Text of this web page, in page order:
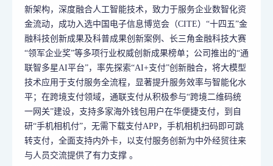
新架构，深度融合人工智能技术，致力于服务企业数智化资
金流动，成功入选中国电子信息博览会（CITE）“十四五”金
融科技创新成果及科普成果创新案例、长三角金融科技大赛
“领军企业奖”等多项行业权威创新成果榜单；公司推出的“通
联智多星AI平台”，率先探索“AI+支付”创新融合，将大模型
技术应用于支付服务全流程，显著提升服务效率与智能化水
平；在跨境支付领域，通联支付从积极参与“跨境二维码统
一网关”建设，支持多家海外钱包用户在华便捷支付，到自
研“手机相机付”，无需下载支付APP，手机相机扫码即可跳
转支付，全面支持内外卡，以支付服务创新为中外经贸往来
与人员交流提供了有力支撑 。